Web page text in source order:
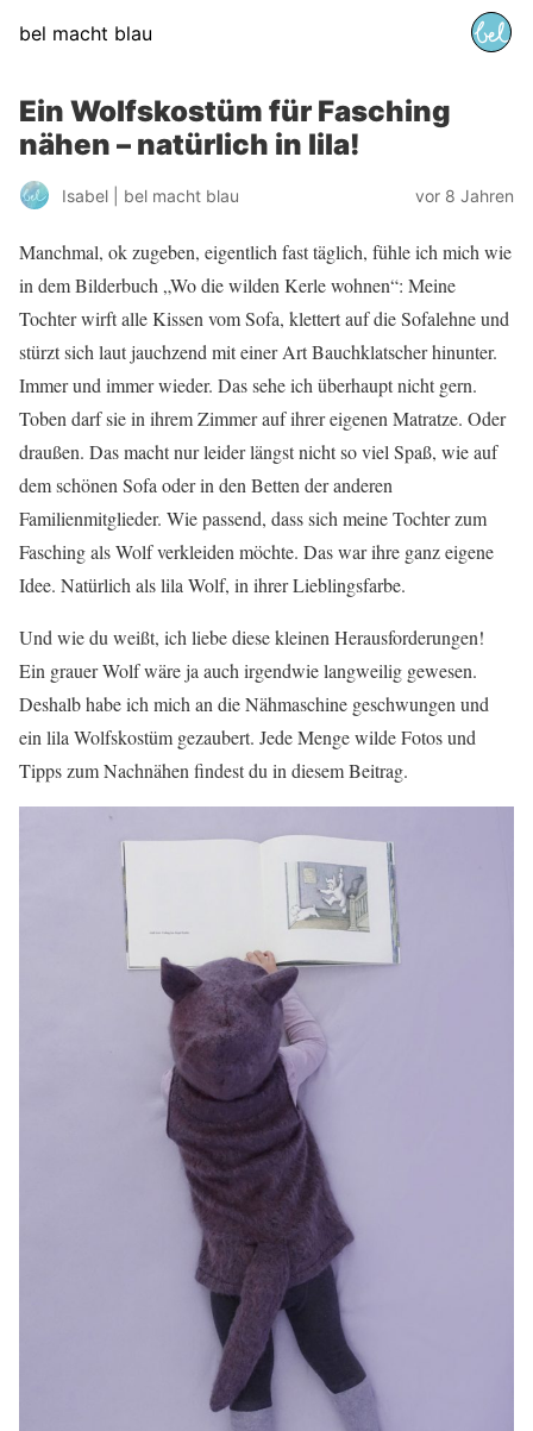
bel macht blau
Ein Wolfskostüm für Fasching
nähen – natürlich in lila!
Isabel | bel macht blau vor 8 Jahren
Manchmal, ok zugeben, eigentlich fast täglich, fühle ich mich wie
in dem Bilderbuch „Wo die wilden Kerle wohnen“: Meine
Tochter wirft alle Kissen vom Sofa, klettert auf die Sofalehne und
stürzt sich laut jauchzend mit einer Art Bauchklatscher hinunter.
Immer und immer wieder. Das sehe ich überhaupt nicht gern.
Toben darf sie in ihrem Zimmer auf ihrer eigenen Matratze. Oder
draußen. Das macht nur leider längst nicht so viel Spaß, wie auf
dem schönen Sofa oder in den Betten der anderen
Familienmitglieder. Wie passend, dass sich meine Tochter zum
Fasching als Wolf verkleiden möchte. Das war ihre ganz eigene
Idee. Natürlich als lila Wolf, in ihrer Lieblingsfarbe.
Und wie du weißt, ich liebe diese kleinen Herausforderungen!
Ein grauer Wolf wäre ja auch irgendwie langweilig gewesen.
Deshalb habe ich mich an die Nähmaschine geschwungen und
ein lila Wolfskostüm gezaubert. Jede Menge wilde Fotos und
Tipps zum Nachnähen findest du in diesem Beitrag.